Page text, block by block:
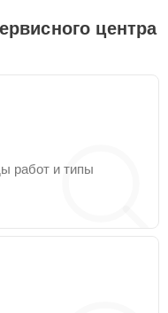
центра
работ и типы